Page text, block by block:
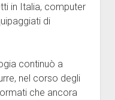
in Italia, computer
di
continuò a
nel corso degli
che ancora